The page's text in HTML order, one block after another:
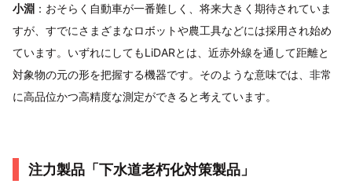
小淵 ：おそらく自動車が一番難しく、将来大きく期待されていま
すが、すでにさまざまなロボットや農工具などには採用され始め
ています。いずれにしてもLiDARとは、近赤外線を通して距離と
対象物の元の形を把握する機器です。そのような意味では、非常
に高品位かつ高精度な測定ができると考えています。
注力製品「下水道老朽化対策製品」